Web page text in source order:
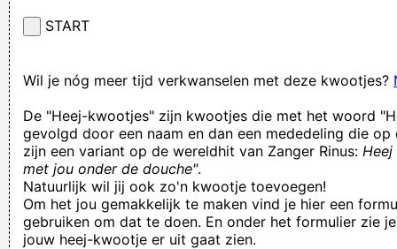
START
Wil je nóg meer tijd verkwanselen met deze kwootjes?
De "Heej-kwootjes" zijn kwootjes die met het woord
gevolgd door een naam en dan een mededeling die op
zijn een variant op de wereldhit van Zanger Rinus:
met jou onder de douche".
Natuurlijk wil jij ook zo'n kwootje toevoegen!
Om het jou gemakkelijk te maken vind je hier een
gebruiken om dat te doen. En onder het formulier zie
jouw heej-kwootje er uit gaat zien.